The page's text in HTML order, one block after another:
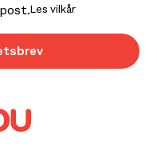
Les vilkår